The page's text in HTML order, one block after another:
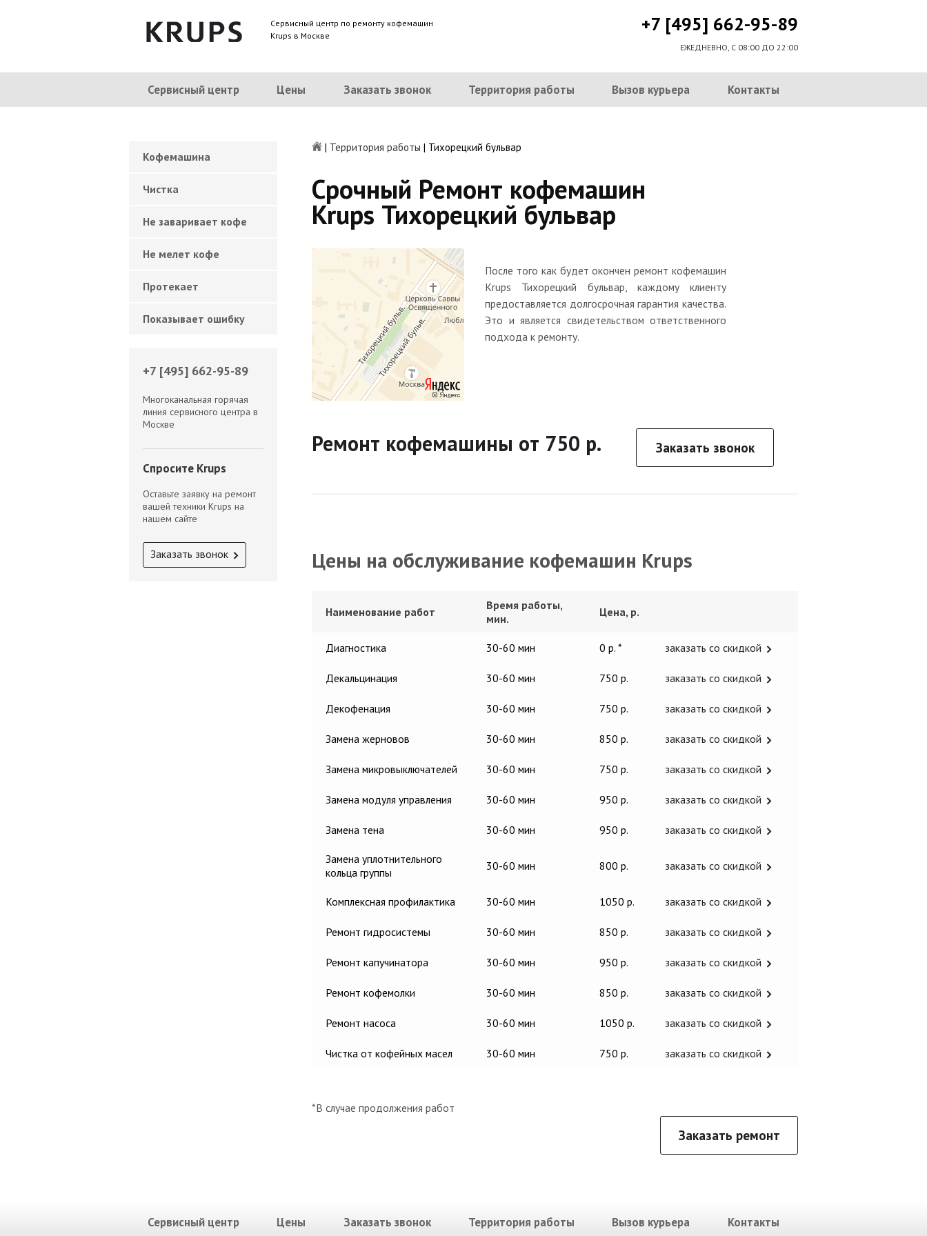
Сервисный центр по ремонту кофемашин
Krups в Москве
+7 [495] 662-95-89
ЕЖЕДНЕВНО, С 08:00 ДО 22:00
Сервисный центр Цены Заказать звонок Территория работы Вызов курьера Контакты
| Территория работы | Тихорецкий бульвар
Срочный Ремонт кофемашин
Krups Тихорецкий бульвар
После того как будет окончен ремонт кофемашин
Krups Тихорецкий бульвар, каждому клиенту
предоставляется долгосрочная гарантия качества.
Это и является свидетельством ответственного
подхода к ремонту.
Ремонт кофемашины от 750 р. Заказать звонок
Цены на обслуживание кофемашин Krups
Наименование работ
Время работы,
мин.
Цена, р.
Диагностика 30-60 мин 0 р. * заказать со скидкой
Декальцинация 30-60 мин 750 р. заказать со скидкой
Декофенация 30-60 мин 750 р. заказать со скидкой
Замена жерновов 30-60 мин 850 р. заказать со скидкой
Замена микровыключателей 30-60 мин 750 р. заказать со скидкой
Замена модуля управления 30-60 мин 950 р. заказать со скидкой
Замена тена 30-60 мин 950 р. заказать со скидкой
Замена уплотнительного
кольца группы
30-60 мин 800 р. заказать со скидкой
Комплексная профилактика 30-60 мин 1050 р. заказать со скидкой
Ремонт гидросистемы 30-60 мин 850 р. заказать со скидкой
Ремонт капучинатора 30-60 мин 950 р. заказать со скидкой
Ремонт кофемолки 30-60 мин 850 р. заказать со скидкой
Ремонт насоса 30-60 мин 1050 р. заказать со скидкой
Чистка от кофейных масел 30-60 мин 750 р. заказать со скидкой
*В случае продолжения работ
Заказать ремонт
Кофемашина
Чистка
Не заваривает кофе
Не мелет кофе
Протекает
Показывает ошибку
+7 [495] 662-95-89
Многоканальная горячая
линия сервисного центра в
Москве
Спросите Krups
Оставьте заявку на ремонт
вашей техники Krups на
нашем сайте
Заказать звонок
Сервисный центр Цены Заказать звонок Территория работы Вызов курьера Контакты